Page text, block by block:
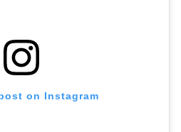
on Instagram